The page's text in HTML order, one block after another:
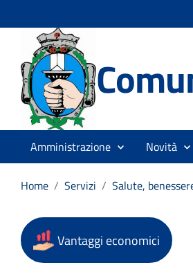
Amministrazione Novità
Home / Servizi / Salute,
Vantaggi economici